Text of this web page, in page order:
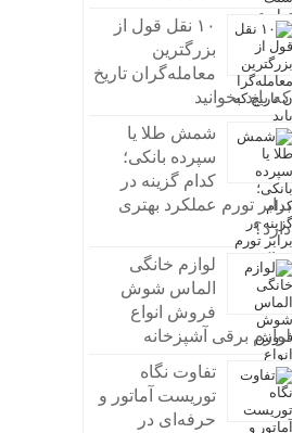
۱۰ نقل قول از
بزرگترین
معامله‌گران تاریخ
که باید بخوانید
شمش طلا یا
سپرده بانکی؛
کدام گزینه در
برابر تورم عملکرد بهتری
دارد؟
لوازم خانگی
الماس شوش
فروش انواع
لوازم برقی آشپزخانه
تفاوت نگاه
توریست آماتور و
حرفه‌ای در